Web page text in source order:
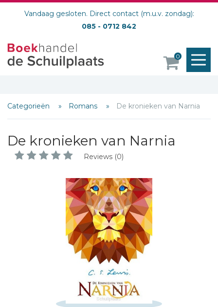
Vandaag gesloten. Direct contact (m.u.v. zondag):
085 - 0712 842
0
Categorieën Romans De kronieken van Narnia
De kronieken van Narnia
Reviews (0)
Schrijf hieronder je review!